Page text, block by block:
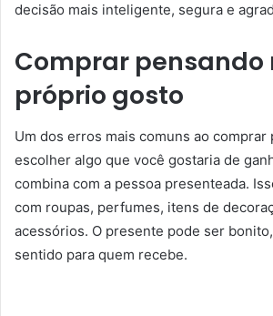
decisão mais inteligente, segura e
Comprar pensando
próprio gosto
Um dos erros mais comuns ao comprar
escolher algo que você gostaria de
combina com a pessoa presenteada.
com roupas, perfumes, itens de
acessórios. O presente pode ser
sentido para quem recebe.